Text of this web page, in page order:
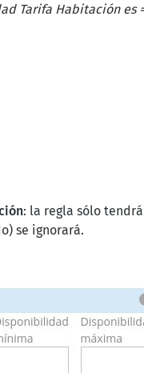
Tarifa Habitaciónes
: la regla sólo
se ignorará.